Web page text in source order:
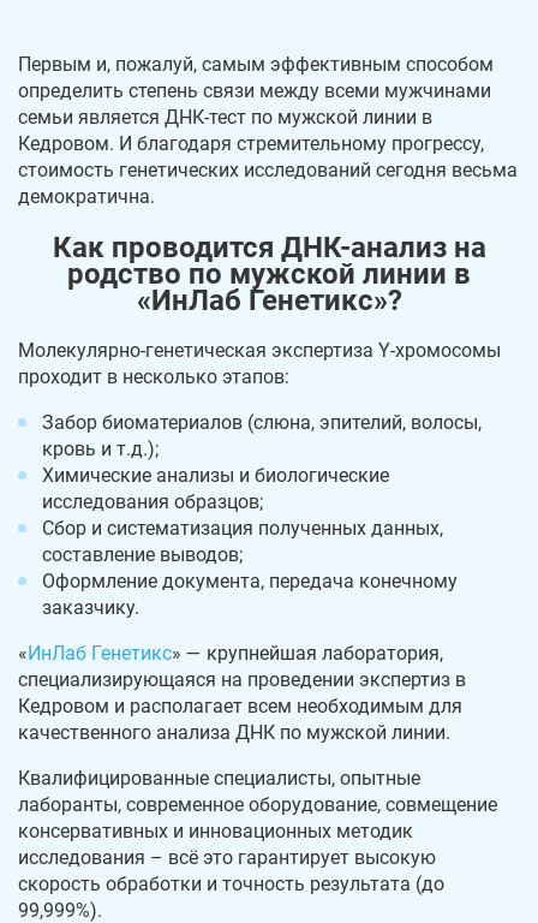
Первым и, пожалуй, самым эффективным способом
определить степень связи между всеми мужчинами
семьи является ДНК-тест по мужской линии в
Кедровом. И благодаря стремительному прогрессу,
стоимость генетических исследований сегодня весьма
демократична.
Как проводится ДНК-анализ на
родство по мужской линии в
«ИнЛаб Генетикс»?
Молекулярно-генетическая экспертиза Y-хромосомы
проходит в несколько этапов:
Забор биоматериалов (слюна, эпителий, волосы,
кровь и т.д.);
Химические анализы и биологические
исследования образцов;
Сбор и систематизация полученных данных,
составление выводов;
Оформление документа, передача конечному
заказчику.
«ИнЛаб Генетикс» — крупнейшая лаборатория,
специализирующаяся на проведении экспертиз в
Кедровом и располагает всем необходимым для
качественного анализа ДНК по мужской линии.
Квалифицированные специалисты, опытные
лаборанты, современное оборудование, совмещение
консервативных и инновационных методик
исследования – всё это гарантирует высокую
скорость обработки и точность результата (до
99,999%).